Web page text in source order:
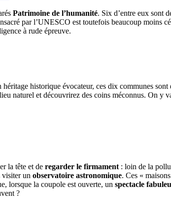
Patrimoine de l’humanité. Six d’entre eux sont
par l’UNESCO est toutefois beaucoup moins
à rude épreuve.
historique évocateur, ces dix communes
naturel et découvrirez des coins méconnus. On y
la tête et de regarder le firmament : loin de la
visiter un observatoire astronomique. Ces «
lorsque la coupole est ouverte, un spectacle
?